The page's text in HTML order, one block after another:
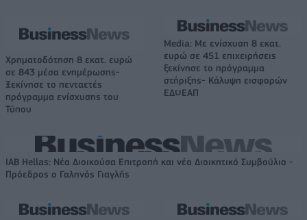
Χρηματοδότηση 8 εκατ. ευρώ
σε 843 μέσα ενημέρωσης-
Ξεκίνησε το πενταετές
πρόγραμμα ενίσχυσης του
Τύπου
Media: Με ενίσχυση 8 εκατ.
ευρώ σε 451 επιχειρήσεις
ξεκίνησε το πρόγραμμα
στήριξης- Κάλυψη εισφορών
ΕΔΟΕΑΠ
IAB Hellas: Νέα Διοικούσα Επιτροπή και νέο Διοικητικό Συμβούλιο -
Πρόεδρος ο Γαληνός Γιαγλής